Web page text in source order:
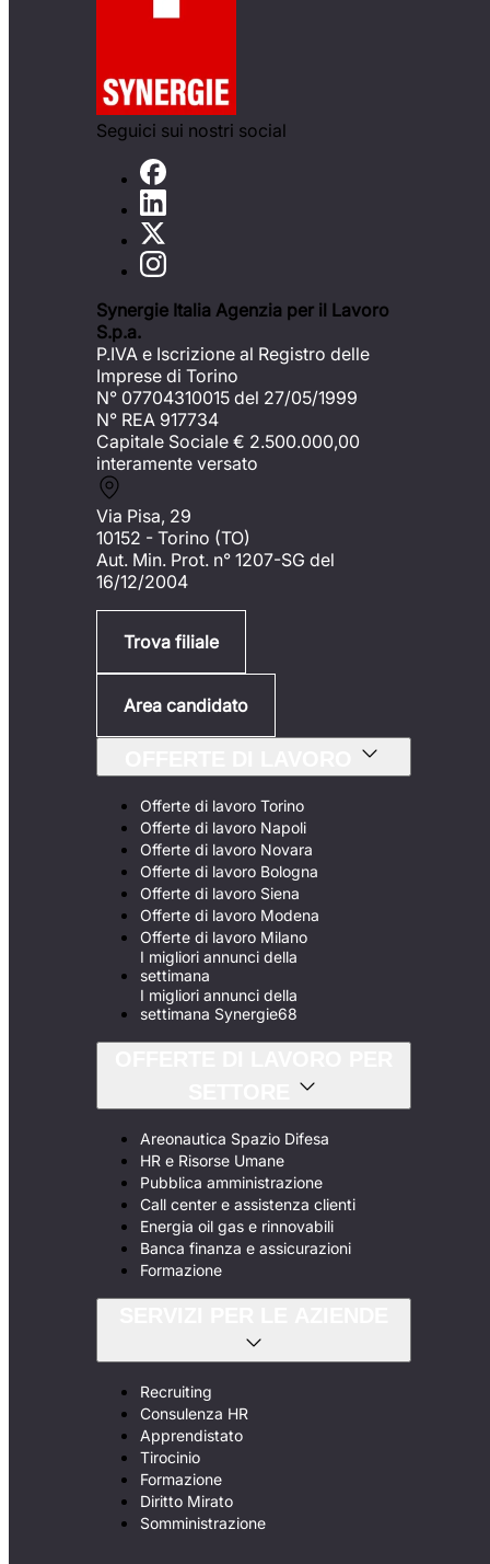
Seguici sui nostri social
Synergie Italia Agenzia per il Lavoro
S.p.a.
P.IVA e Iscrizione al Registro delle
Imprese di Torino
N° 07704310015 del 27/05/1999
N° REA 917734
Capitale Sociale € 2.500.000,00
interamente versato
Via Pisa, 29
10152 - Torino (TO)
Aut. Min. Prot. n° 1207-SG del
16/12/2004
Trova filiale
Area candidato
Offerte di lavoro Torino
Offerte di lavoro Napoli
Offerte di lavoro Novara
Offerte di lavoro Bologna
Offerte di lavoro Siena
Offerte di lavoro Modena
Offerte di lavoro Milano
I migliori annunci della
settimana
I migliori annunci della
settimana Synergie68
Areonautica Spazio Difesa
HR e Risorse Umane
Pubblica amministrazione
Call center e assistenza clienti
Energia oil gas e rinnovabili
Banca finanza e assicurazioni
Formazione
Recruiting
Consulenza HR
Apprendistato
Tirocinio
Formazione
Diritto Mirato
Somministrazione